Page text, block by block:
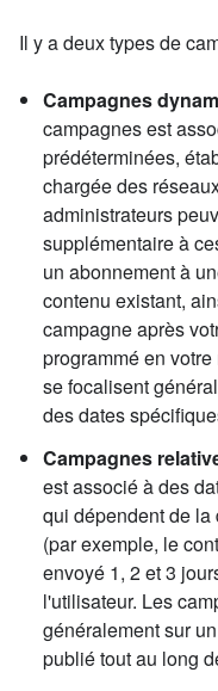
Il y a deux types de
Campagnes
campagnes est
prédéterminées,
chargée des
administrateurs
supplémentaire à
un abonnement à
contenu existant,
campagne après
programmé en votre
se focalisent
des dates
Campagnes
est associé à des
qui dépendent de
(par exemple, le
envoyé 1, 2 et 3
l'utilisateur. Les
généralement sur
publié tout au long